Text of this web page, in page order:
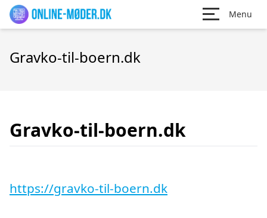
Menu
Gravko-til-boern.dk
Gravko-til-boern.dk
https://gravko-til-boern.dk